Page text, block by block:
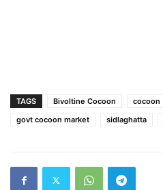
TAGS Bivoltine Cocoon cocoon
govt cocoon market
sidlaghatta